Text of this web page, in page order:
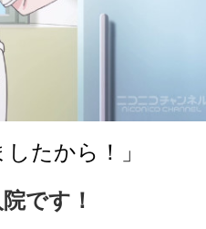
たから！」
です！